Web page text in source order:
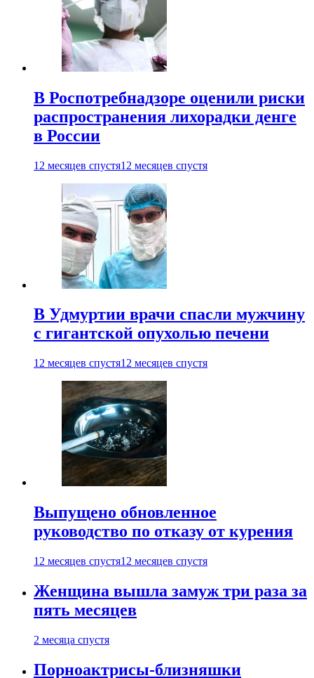
В Роспотребнадзоре оценили риски
распространения лихорадки денге
в России
12 месяцев спустя12 месяцев спустя
В Удмуртии врачи спасли мужчину
с гигантской опухолью печени
12 месяцев спустя12 месяцев спустя
Выпущено обновленное
руководство по отказу от курения
12 месяцев спустя12 месяцев спустя
Женщина вышла замуж три раза за
пять месяцев
2 месяца спустя
Порноактрисы-близняшки